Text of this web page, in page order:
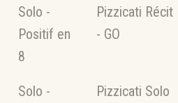
Solo -
Positif en
8
Pizzicati Récit
- GO
Solo -
Pizzicati Solo